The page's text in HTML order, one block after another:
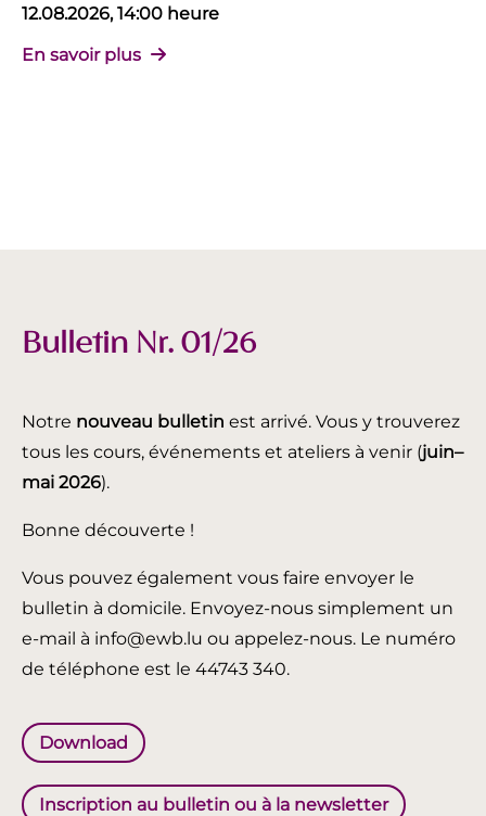
12.08.2026, 14:00 heure
En savoir plus
Bulletin Nr. 01/26
Notre nouveau bulletin est arrivé. Vous y trouverez
tous les cours, événements et ateliers à venir (juin–
mai 2026).
Bonne découverte !
Vous pouvez également vous faire envoyer le
bulletin à domicile. Envoyez-nous simplement un
e-mail à info@ewb.lu ou appelez-nous. Le numéro
de téléphone est le 44743 340.
Download
Inscription au bulletin ou à la newsletter